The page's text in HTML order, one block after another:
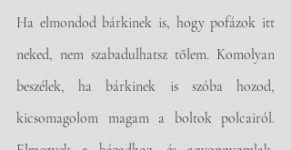
Ha elmondod bárkinek is, hogy pofázok itt
neked, nem szabadulhatsz tőlem. Komolyan
beszélek, ha bárkinek is szóba hozod,
kicsomagolom magam a boltok polcairól.